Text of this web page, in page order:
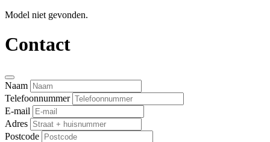
Model niet gevonden.
Contact
Naam
Telefoonnummer
E-mail
Adres
Postcode